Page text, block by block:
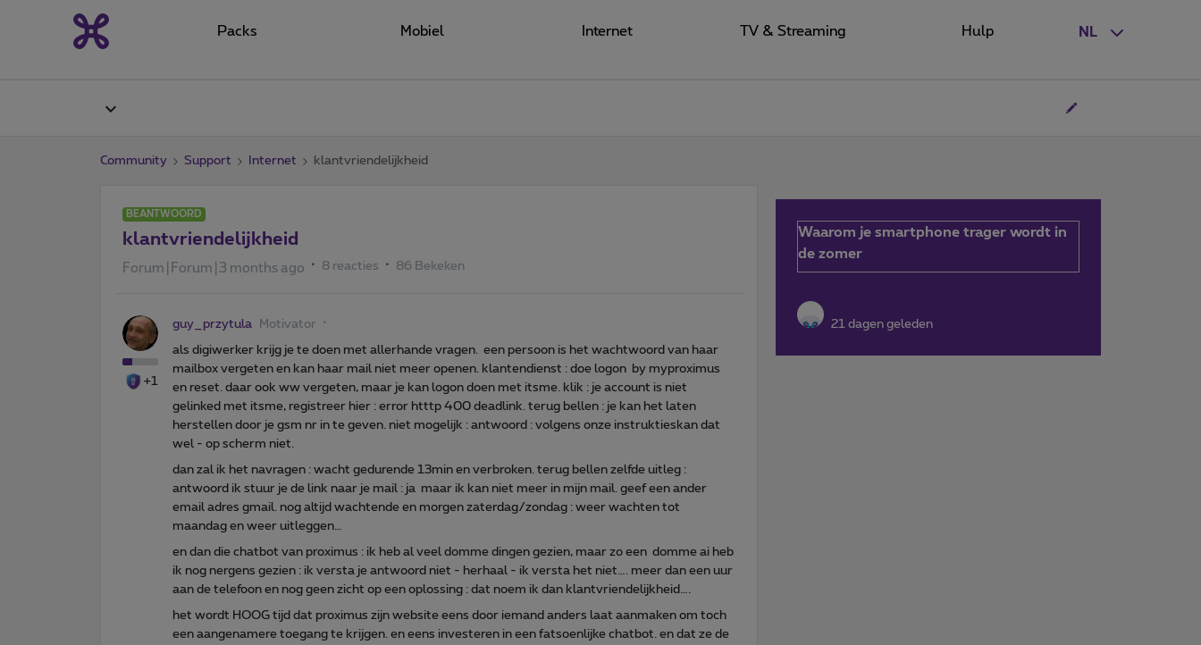
NL
Packs Mobiel Internet TV & Streaming Hulp
Community Support Internet klantvriendelijkheid
BEANTWOORD
klantvriendelijkheid
Forum|Forum|3 months ago 8 reacties 86 Bekeken
+1
guy_przytula Motivator
als digiwerker krijg je te doen met allerhande vragen. een persoon is het wachtwoord van haar
mailbox vergeten en kan haar mail niet meer openen. klantendienst : doe logon by myproximus
en reset. daar ook ww vergeten, maar je kan logon doen met itsme. klik : je account is niet
gelinked met itsme, registreer hier : error htttp 400 deadlink. terug bellen : je kan het laten
herstellen door je gsm nr in te geven. niet mogelijk : antwoord : volgens onze instruktieskan dat
wel - op scherm niet.
dan zal ik het navragen : wacht gedurende 13min en verbroken. terug bellen zelfde uitleg :
antwoord ik stuur je de link naar je mail : ja maar ik kan niet meer in mijn mail. geef een ander
email adres gmail. nog altijd wachtende en morgen zaterdag/zondag : weer wachten tot
maandag en weer uitleggen…
en dan die chatbot van proximus : ik heb al veel domme dingen gezien, maar zo een domme ai heb
ik nog nergens gezien : ik versta je antwoord niet - herhaal - ik versta het niet…. meer dan een uur
aan de telefoon en nog geen zicht op een oplossing : dat noem ik dan klantvriendelijkheid….
het wordt HOOG tijd dat proximus zijn website eens door iemand anders laat aanmaken om toch
een aangenamere toegang te krijgen. en eens investeren in een fatsoenlijke chatbot. en dat ze de
Waarom je smartphone trager wordt in
de zomer
21 dagen geleden